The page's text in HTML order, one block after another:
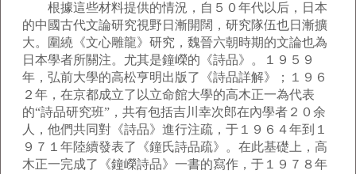
根據這些材料提供的情況，自５０年代以后，日本
的中國古代文論研究視野日漸開闊，研究隊伍也日漸擴
大。圍繞《文心雕龍》研究，魏晉六朝時期的文論也為
日本學者所關注。尤其是鐘嶸的《詩品》。１９５９
年，弘前大學的高松亨明出版了《詩品詳解》；１９６
２年，在京都成立了以立命館大學的高木正一為代表
的“詩品研究班”，共有包括吉川幸次郎在內學者２０余
人，他們共同對《詩品》進行注疏，于１９６４年到１
９７１年陸續發表了《鐘氏詩品疏》。在此基礎上，高
木正一完成了《鐘嶸詩品》一書的寫作，于１９７８年